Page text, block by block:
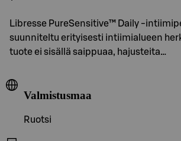
Libresse PureSensitive™ Daily -
suunniteltu erityisesti intiimialueen
tuote ei sisällä saippuaa, hajusteita…
Valmistusmaa
Ruotsi